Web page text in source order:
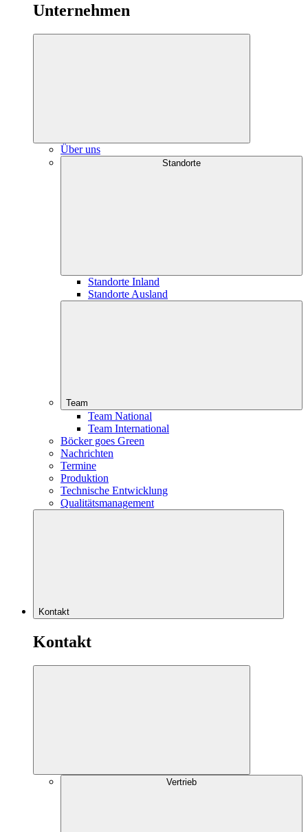
Unternehmen
Über uns
Standorte
Standorte Inland
Standorte Ausland
Team
Team National
Team International
Böcker goes Green
Nachrichten
Termine
Produktion
Technische Entwicklung
Qualitätsmanagement
Kontakt
Kontakt
Vertrieb